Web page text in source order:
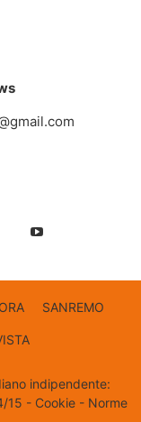
SANREMO
indipendente:
15 - Cookie- Norme